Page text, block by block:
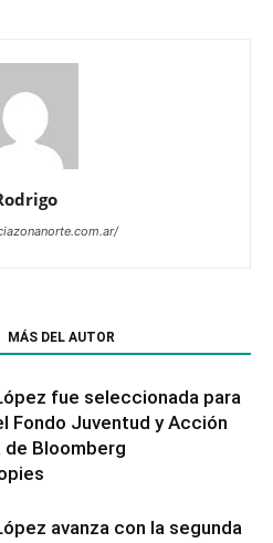
MÁS DEL AUTOR
fue seleccionada para
Fondo Juventud y Acción
de Bloomberg
avanza con la segunda